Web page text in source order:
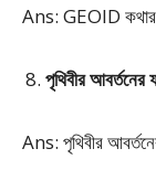
Ans: GEOID কথার
পৃথিবীর
Ans: পৃথিবীর